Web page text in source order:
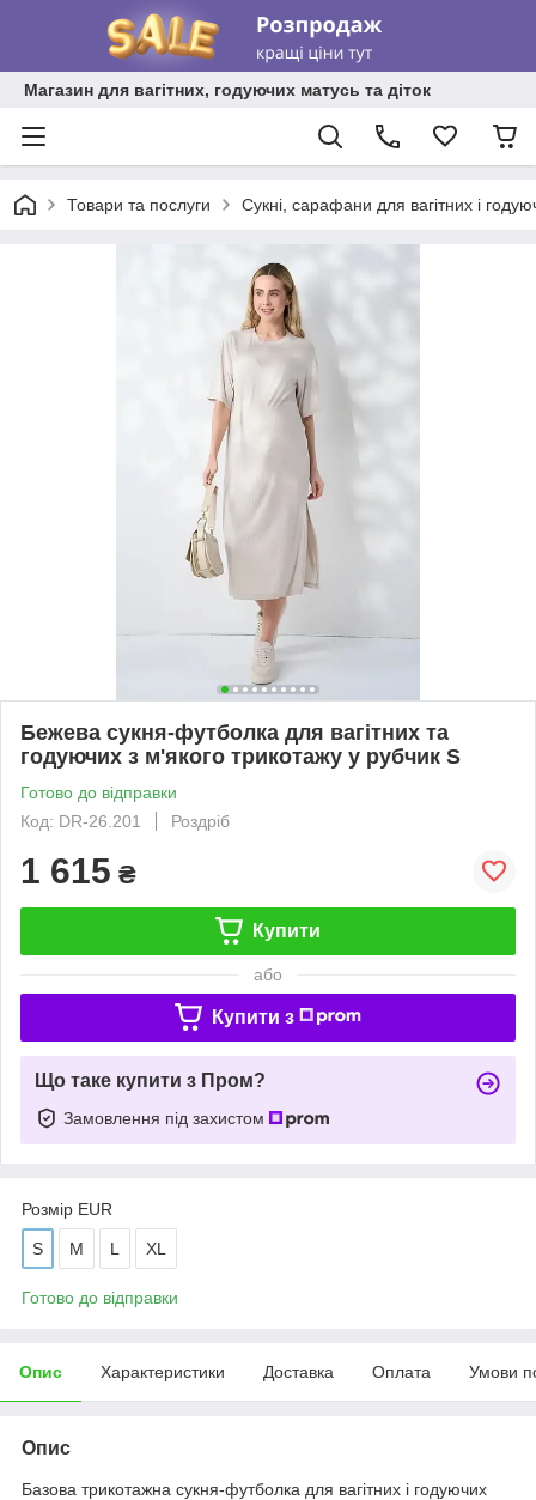
Магазин для вагітних, годуючих матусь та діток
Товари та послуги Сукні, сарафани для вагітних і
Бежева сукня-футболка для вагітних та
годуючих з м'якого трикотажу у рубчик S
Готово до відправки
Код: DR-26.201
Роздріб
1 615 ₴
Купити
або
Купити з
Що таке купити з Пром?
Замовлення під захистом
Розмір EUR
S M L XL
Готово до відправки
Опис Характеристики Доставка Оплата Умови
Опис
Базова трикотажна сукня-футболка для вагітних і годуючих